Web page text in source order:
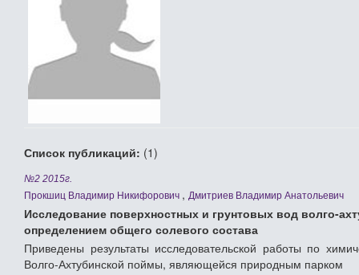
Список публикаций: (1)
№2 2015г.
Прокшиц Владимир Никифорович , Дмитриев Владимир Анатольевич
Исследование поверхностных и грунтовых вод волго-
определением общего солевого состава
Приведены результаты исследовательской работы по
Волго-Ахтубинской поймы, являющейся природным парком